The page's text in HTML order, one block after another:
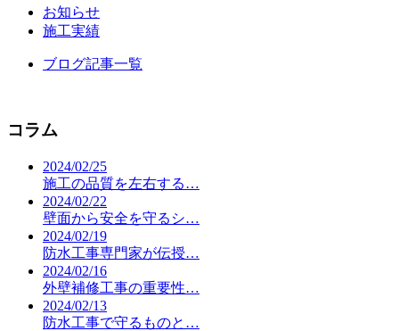
お知らせ
施工実績
ブログ記事一覧
コラム
2024/02/25
施工の品質を左右する…
2024/02/22
壁面から安全を守るシ…
2024/02/19
防水工事専門家が伝授…
2024/02/16
外壁補修工事の重要性…
2024/02/13
防水工事で守るものと…